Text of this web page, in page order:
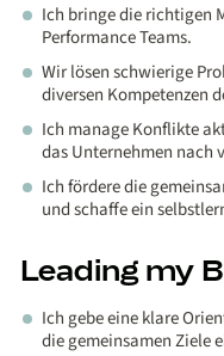
Ich bringe die richtigen
Performance Teams.
Wir lösen schwierige
diversen Kompetenzen
Ich manage Konflikte
das Unternehmen nach
Ich fördere die
und schaffe ein
Leading my
Ich gebe eine klare
die gemeinsamen Ziele